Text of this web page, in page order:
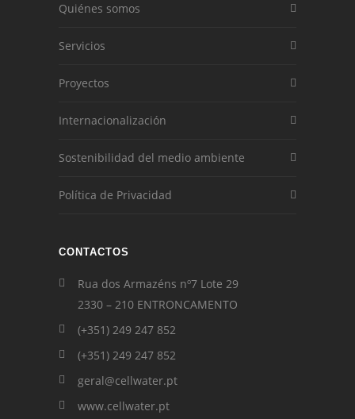
Quiénes somos
Servicios
Proyectos
Internacionalización
Sostenibilidad del medio ambiente
Política de Privacidad
CONTACTOS
Rua dos Armazéns nº7 Lote 29
2330 – 210 ENTRONCAMENTO
(+351) 249 247 852
(+351) 249 247 852
geral@cellwater.pt
www.cellwater.pt